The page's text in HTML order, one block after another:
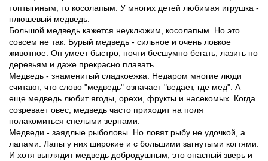
топтыгиным, то косолапым. У многих детей любимая игрушка -
плюшевый медведь.
Большой медведь кажется неуклюжим, косолапым. Но это
совсем не так. Бурый медведь - сильное и очень ловкое
животное. Он умеет быстро, почти бесшумно бегать, лазить по
деревьям и даже прекрасно плавать.
Медведь - знаменитый сладкоежка. Недаром многие люди
считают, что слово "медведь" означает "ведает, где мед". А
еще медведь любит ягоды, орехи, фрукты и насекомых. Когда
созревает овес, медведь часто приходит на поля
полакомиться спелыми зернами.
Медведи - заядлые рыболовы. Но ловят рыбу не удочкой, а
лапами. Лапы у них широкие и с большими загнутыми когтями.
И хотя выглядит медведь добродушным, это опасный зверь и